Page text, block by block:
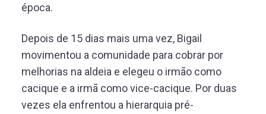
época.
Depois de 15 dias mais uma vez, Bigail
movimentou a comunidade para cobrar por
melhorias na aldeia e elegeu o irmão como
cacique e a irmã como vice-cacique. Por duas
vezes ela enfrentou a hierarquia pré-